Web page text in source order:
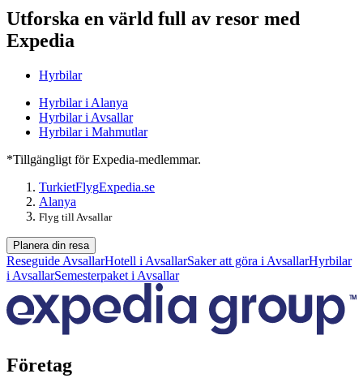
Utforska en värld full av resor med
Expedia
Hyrbilar
Hyrbilar i Alanya
Hyrbilar i Avsallar
Hyrbilar i Mahmutlar
*Tillgängligt för Expedia-medlemmar.
TurkietFlygExpedia.se
Alanya
Flyg till Avsallar
Planera din resa
Reseguide AvsallarHotell i AvsallarSaker att göra i AvsallarHyrbilar
i AvsallarSemesterpaket i Avsallar
Företag